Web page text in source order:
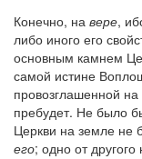
Конечно, на вере,
либо иного его
основным камнем
самой истине
провозглашенной
пребудет. Не было
Церкви на земле не
его; одно от